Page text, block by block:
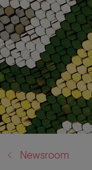
Newsroom